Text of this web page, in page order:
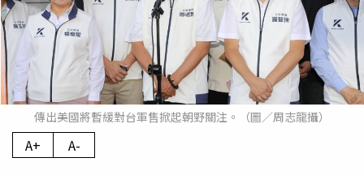
傳出美國將暫緩對台軍售掀起朝野關注。（圖／周志龍攝）
A+ A-